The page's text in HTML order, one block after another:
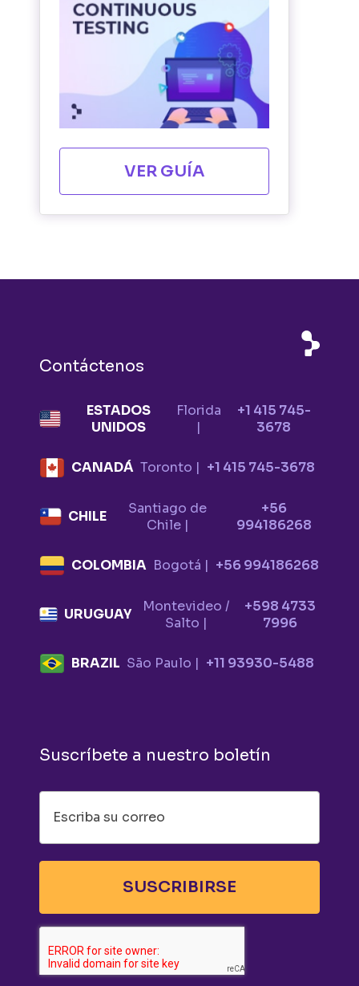
VER GUÍA
Contáctenos
ESTADOS
UNIDOS
Florida
|
+1 415 745-
3678
CANADÁ Toronto | +1 415 745-3678
CHILE
Santiago de
Chile |
+56
994186268
COLOMBIA Bogotá | +56 994186268
URUGUAY
Montevideo /
Salto |
+598 4733
7996
BRAZIL São Paulo | +11 93930-5488
Suscríbete a nuestro boletín
SUSCRIBIRSE